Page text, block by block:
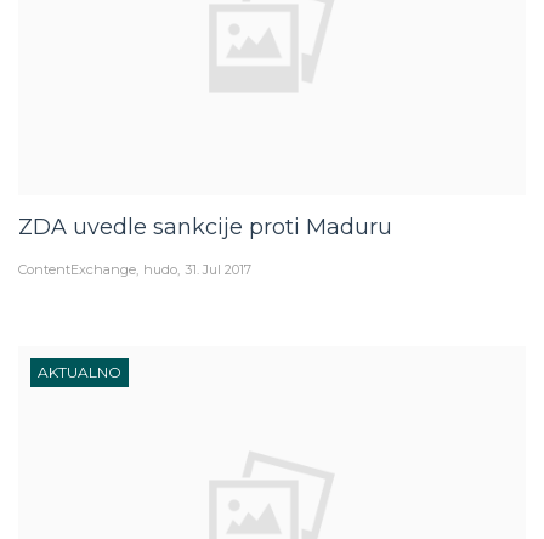
ZDA uvedle sankcije proti Maduru
ContentExchange hudo 31. Jul 2017
AKTUALNO